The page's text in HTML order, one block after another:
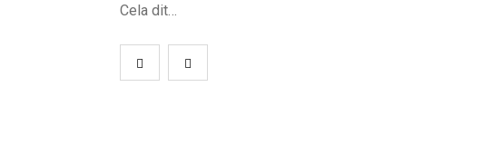
Cela dit…